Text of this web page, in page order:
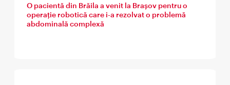
O pacientă din Brăila a venit la Brașov pentru o
operație robotică care i-a rezolvat o problemă
abdominală complexă